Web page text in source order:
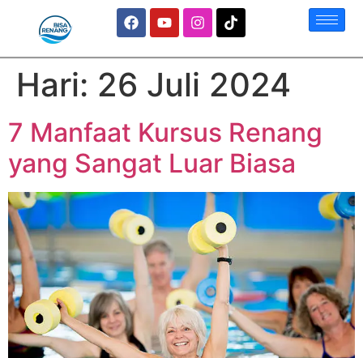
Hari: 26 Juli 2024
7 Manfaat Kursus Renang
yang Sangat Luar Biasa